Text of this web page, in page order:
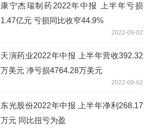
康宁杰瑞制药2022年中报 上半年亏损
1.47亿元 亏损同比收窄44.9%
2022-09-02
天演药业2022年中报 上半年营收392.32
万美元 净亏损4764.28万美元
2022-09-02
东光股份2022年中报 上半年净利268.17
万元 同比扭亏为盈